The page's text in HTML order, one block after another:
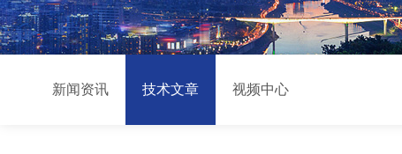
新闻资讯 技术文章 视频中心